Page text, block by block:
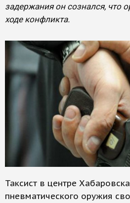
задержания он сознался, что
ходе конфликта.
Таксист в центре
пневматического оружия